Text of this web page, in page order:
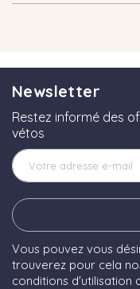
Newsletter
Restez informé des
vétos
Vous pouvez vous
trouverez pour cela
conditions d'utilisation